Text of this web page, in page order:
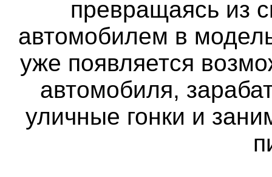
превращаясь из
автомобилем в
уже появляется
автомобиля,
уличные гонки и